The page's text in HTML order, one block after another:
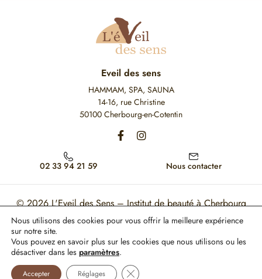
Eveil des sens
HAMMAM, SPA, SAUNA
14-16, rue Christine
50100 Cherbourg-en-Cotentin
02 33 94 21 59 Nous contacter
© 2026L'Eveil des Sens – Institut de beauté à Cherbourg
Mon Compte Mentions légales CGV
Ce site est protégé par reCAPTCHA. Les règles de confidentialité et les conditions
d'utilisation de Google s'appliquent.
Paiement 100% sécurisé
Nous utilisons des cookies pour vous offrir la meilleure expérience
sur notre site.
Vous pouvez en savoir plus sur les cookies que nous utilisons ou les
désactiver dans les paramètres.
Accepter Réglages Fermer la bannière des cookies